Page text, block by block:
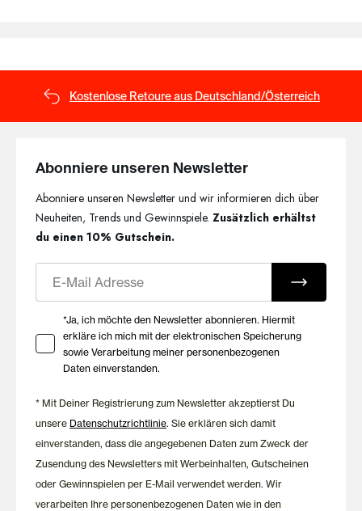
Kostenlose Retoure aus Deutschland/Österreich
Abonniere unseren Newsletter
Abonniere unseren Newsletter und wir informieren dich über
Neuheiten, Trends und Gewinnspiele.Zusätzlich erhältst
du einen 10% Gutschein.
Ihre Zustimmung zu Marketing E-Mails
*Ja, ich möchte den Newsletter abonnieren. Hiermit
erkläre ich mich mit der elektronischen Speicherung
sowie Verarbeitung meiner personenbezogenen
Daten einverstanden.
* Mit Deiner Registrierung zum Newsletter akzeptierst Du
unsere Datenschutzrichtlinie. Sie erklären sich damit
einverstanden, dass die angegebenen Daten zum Zweck der
Zusendung des Newsletters mit Werbeinhalten, Gutscheinen
oder Gewinnspielen per E-Mail verwendet werden. Wir
verarbeiten Ihre personenbezogenen Daten wie in den